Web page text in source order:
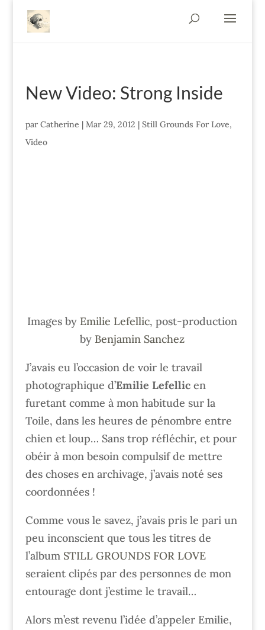
New Video: Strong Inside
par Catherine | Mar 29, 2012 | Still Grounds For Love,
Video
Images by Emilie Lefellic, post-production
by Benjamin Sanchez
J’avais eu l’occasion de voir le travail
photographique d’Emilie Lefellicen
furetant comme à mon habitude sur la
Toile, dans les heures de pénombre entre
chien et loup… Sans trop réfléchir, et pour
obéir à mon besoin compulsif de mettre
des choses en archivage, j’avais noté ses
coordonnées !
Comme vous le savez, j’avais pris le pari un
peu inconscient que tous les titres de
l’album STILL GROUNDS FOR LOVE
seraient clipés par des personnes de mon
entourage dont j’estime le travail…
Alors m’est revenu l’idée d’appeler Emilie,